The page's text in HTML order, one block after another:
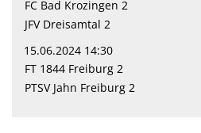
FC Bad Krozingen 2
JFV Dreisamtal 2
15.06.2024 14:30
FT 1844 Freiburg 2
PTSV Jahn Freiburg 2